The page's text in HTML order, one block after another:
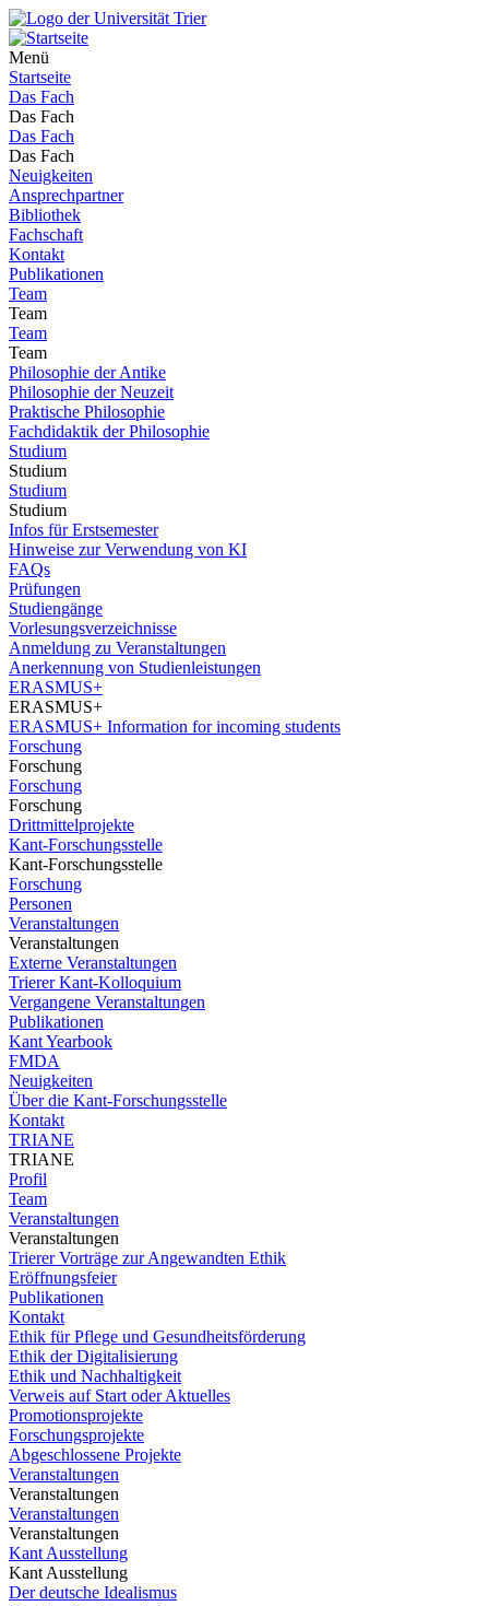
Menü
Startseite
Das Fach
Das Fach
Das Fach
Das Fach
Neuigkeiten
Ansprechpartner
Bibliothek
Fachschaft
Kontakt
Publikationen
Team
Team
Team
Team
Philosophie der Antike
Philosophie der Neuzeit
Praktische Philosophie
Fachdidaktik der Philosophie
Studium
Studium
Studium
Studium
Infos für Erstsemester
Hinweise zur Verwendung von KI
FAQs
Prüfungen
Studiengänge
Vorlesungsverzeichnisse
Anmeldung zu Veranstaltungen
Anerkennung von Studienleistungen
ERASMUS+
ERASMUS+
ERASMUS+ Information for incoming students
Forschung
Forschung
Forschung
Forschung
Drittmittelprojekte
Kant-Forschungsstelle
Kant-Forschungsstelle
Forschung
Personen
Veranstaltungen
Veranstaltungen
Externe Veranstaltungen
Trierer Kant-Kolloquium
Vergangene Veranstaltungen
Publikationen
Kant Yearbook
FMDA
Neuigkeiten
Über die Kant-Forschungsstelle
Kontakt
TRIANE
TRIANE
Profil
Team
Veranstaltungen
Veranstaltungen
Trierer Vorträge zur Angewandten Ethik
Eröffnungsfeier
Publikationen
Kontakt
Ethik für Pflege und Gesundheitsförderung
Ethik der Digitalisierung
Ethik und Nachhaltigkeit
Verweis auf Start oder Aktuelles
Promotionsprojekte
Forschungsprojekte
Abgeschlossene Projekte
Veranstaltungen
Veranstaltungen
Veranstaltungen
Veranstaltungen
Kant Ausstellung
Kant Ausstellung
Der deutsche Idealismus